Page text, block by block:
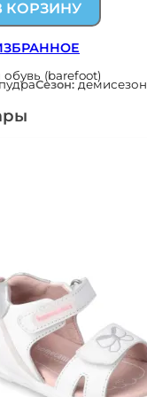
КОРЗИНУ
обувь (barefoot)
Сезон: